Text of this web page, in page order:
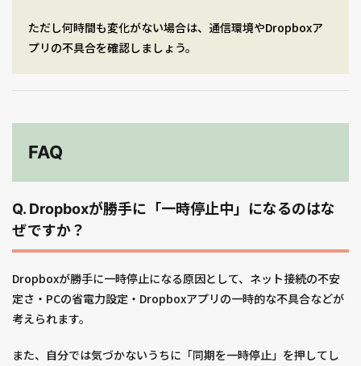
ただし何時間も変化がない場合は、通信環境やDropboxア
プリの不具合を確認しましょう。
FAQ
Q. Dropboxが勝手に「一時停止中」になるのはな
ぜですか？
Dropboxが勝手に一時停止になる原因として、ネット接続の不安
定さ・PCの省電力設定・Dropboxアプリの一時的な不具合などが
考えられます。
また、自分では気づかないうちに「同期を一時停止」を押してし